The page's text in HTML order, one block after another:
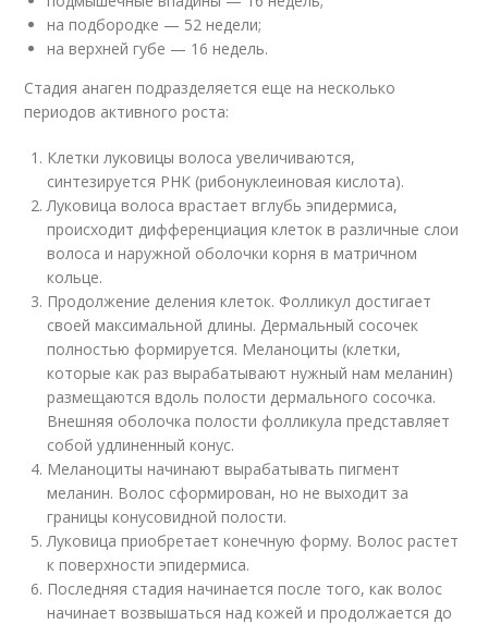
на подбородке — 52 недели;
на верхней губе — 16 недель.
Стадия анаген подразделяется еще на несколько
периодов активного роста:
Клетки луковицы волоса увеличиваются,
синтезируется РНК (рибонуклеиновая кислота).
Луковица волоса врастает вглубь эпидермиса,
происходит дифференциация клеток в различные слои
волоса и наружной оболочки корня в матричном
кольце.
Продолжение деления клеток. Фолликул достигает
своей максимальной длины. Дермальный сосочек
полностью формируется. Меланоциты (клетки,
которые как раз вырабатывают нужный нам меланин)
размещаются вдоль полости дермального сосочка.
Внешняя оболочка полости фолликула представляет
собой удлиненный конус.
Меланоциты начинают вырабатывать пигмент
меланин. Волос сформирован, но не выходит за
границы конусовидной полости.
Луковица приобретает конечную форму. Волос растет
к поверхности эпидермиса.
Последняя стадия начинается после того, как волос
начинает возвышаться над кожей и продолжается до